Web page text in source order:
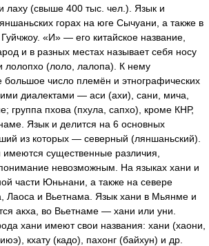
лаху (свыше 400 тыс. чел.). Язык и
горах на юге Сычуани, а также в
«И» — его китайское название,
и в разных местах называет себя носу
лолопхо (лоло, лалопа). К нему
большое число племён и этнографических
диалектами — аси (ахи), сани, мича,
группа пхова (пхула, сапхо), кроме КНР,
Язык и делится на 6 основных
из которых — северный (ляншаньский).
существенные различия,
невозможным. На языках хани и
части Юньнани, а также на севере
Лаоса и Вьетнама. Язык хани в Мьянме и
акха, во Вьетнаме — хани или уни.
хани имеют свои названия: хани (хаони,
кхату (кадо), пахонг (байхун) и др.